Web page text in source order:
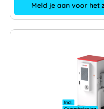
Meld je aan voor het